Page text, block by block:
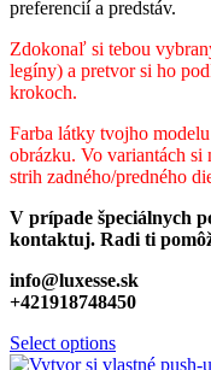
preferencií a predstáv.
Zdokonaľ si tebou
legíny) a pretvor si ho
krokoch.
Farba látky tvojho
obrázku. Vo variantách si
strih zadného/predného
V prípade špeciálnych
kontaktuj. Radi ti
info@luxesse.sk
+421918748450
Select options